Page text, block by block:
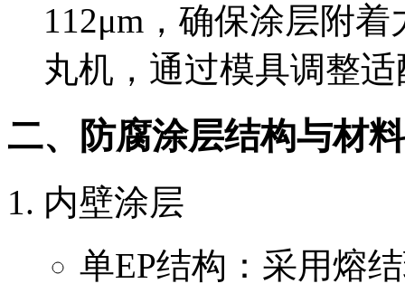
112μm，确保涂层附
丸机，通过模具调整
二、防腐涂层结构与材料
内壁涂层
单EP结构：采用熔